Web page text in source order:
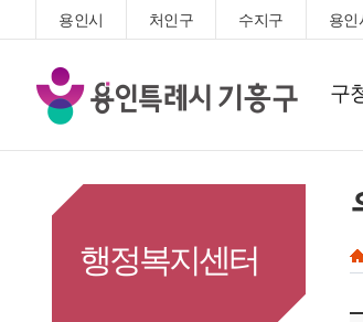
용인시 처인구 수지구 용인
기
흥
구
행정복지센터